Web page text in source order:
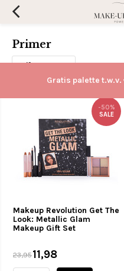
Gratis palette
Primer
Filters
Makeup Revolution Get The
Look: Metallic Glam
Makeup Gift Set
-50%
SALE
23,9511,98